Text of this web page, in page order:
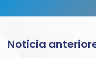
Noticia